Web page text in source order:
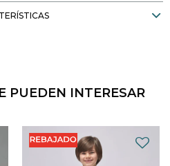
PUEDEN INTERESAR